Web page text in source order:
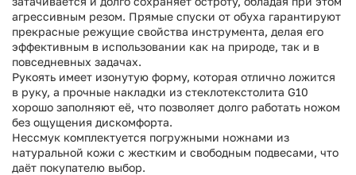
агрессивным резом. Прямые спуски от обуха гарантируют
прекрасные режущие свойства инструмента, делая его
эффективным в использовании как на природе, так и в
повседневных задачах.
Рукоять имеет изонутую форму, которая отлично ложится
в руку, а прочные накладки из стеклотекстолита G10
хорошо заполняют её, что позволяет долго работать ножом
без ощущения дискомфорта.
Нессмук комплектуется погружными ножнами из
натуральной кожи с жестким и свободным подвесами, что
даёт покупателю выбор.